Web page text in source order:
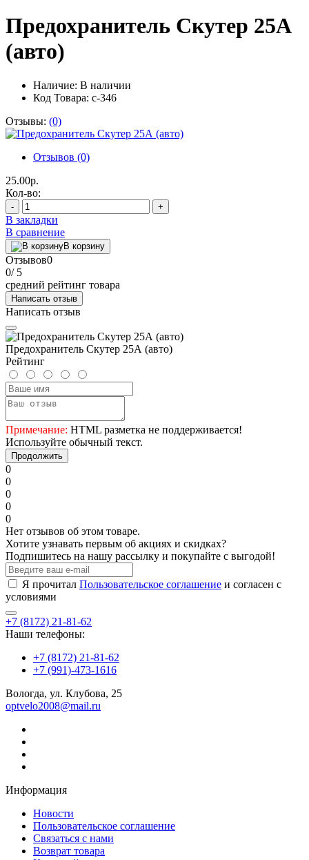
Предохранитель Скутер 25А
(авто)
Наличие: В наличии
Код Товара: с-346
Отзывы: (0)
Отзывов (0)
25.00р.
Кол-во:
- +
В закладки
В сравнение
В корзину
Отзывов0
0/ 5
средний рейтинг товара
Написать отзыв
Написать отзыв
Предохранитель Скутер 25А (авто)
Рейтинг
Примечание: HTML разметка не поддерживается!
Используйте обычный текст.
Продолжить
0
0
0
0
0
Нет отзывов об этом товаре.
Хотите узнавать первым об акциях и скидках?
Подпишитесь на нашу рассылку и покупайте с выгодой!
Я прочитал Пользовательское соглашение и согласен с
условиями
+7 (8172) 21-81-62
Наши телефоны:
+7 (8172) 21-81-62
+7 (991)-473-1616
Вологда, ул. Клубова, 25
optvelo2008@mail.ru
Информация
Новости
Пользовательское соглашение
Связаться с нами
Возврат товара